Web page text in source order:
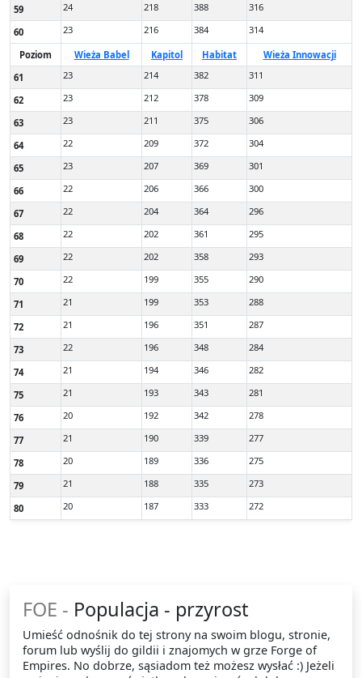
59 24 218 388 316
60 23 216 384 314
Poziom Wieża Babel Kapitol Habitat
Wieża Innowacji
61
23 214 382 311
62 23 212 378 309
63 23 211 375 306
64 22 209 372 304
65 23 207 369 301
66 22 206 366 300
67 22 204 364 296
68 22 202 361 295
69 22 202 358 293
70 22 199 355 290
71 21 199 353 288
72 21 196 351 287
73 22 196 348 284
74 21 194 346 282
75 21 193 343 281
76 20 192 342 278
77 21 190 339 277
78 20 189 336 275
79 21 188 335 273
80 20 187 333 272
FOE - Populacja - przyrost
Umieść odnośnik do tej strony na swoim blogu, stronie,
forum lub wyślij do gildii i znajomych w grze Forge of
Empires. No dobrze, sąsiadom też możesz wysłać :) Jeżeli